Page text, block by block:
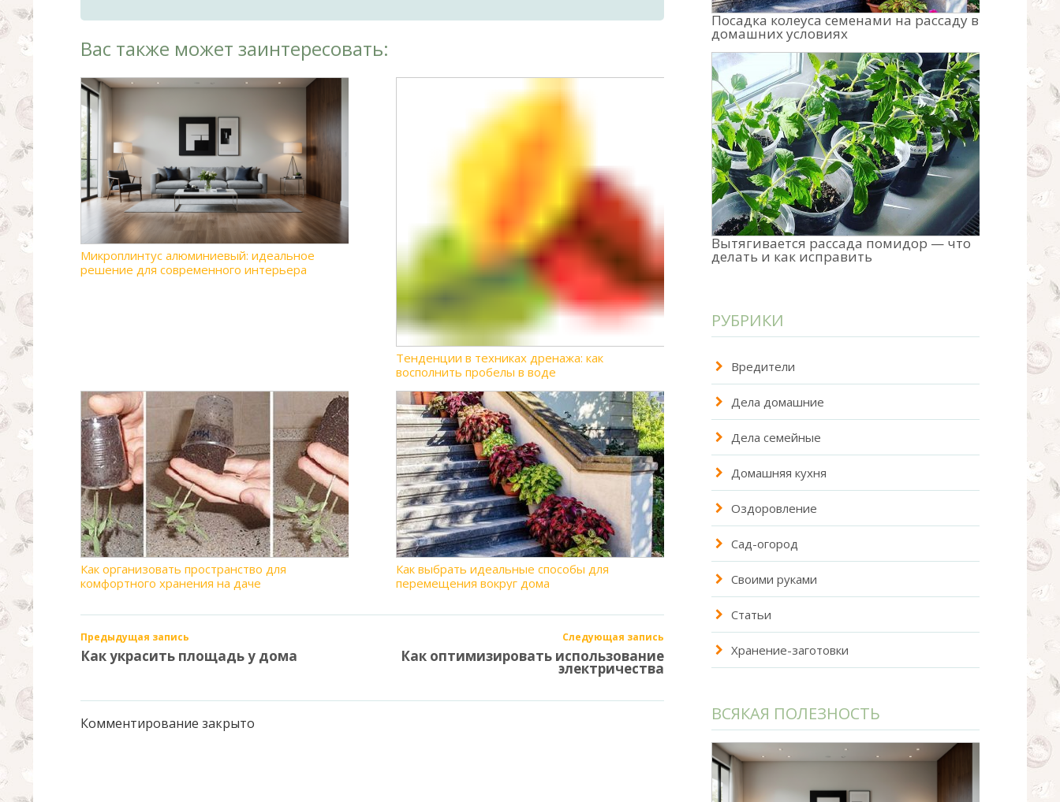
Вас также может заинтересовать:
Микроплинтус алюминиевый: идеальное
решение для современного интерьера
Тенденции в техниках дренажа: как
восполнить пробелы в воде
Как организовать пространство для
комфортного хранения на даче
Как выбрать идеальные способы для
перемещения вокруг дома
Предыдущая запись
Как украсить площадь у дома
Следующая запись
Как оптимизировать использование
электричества
Комментирование закрыто
Посадка колеуса семенами на рассаду в
домашних условиях
Вытягивается рассада помидор — что
делать и как исправить
РУБРИКИ
Вредители
Дела домашние
Дела семейные
Домашняя кухня
Оздоровление
Сад-огород
Своими руками
Статьи
Хранение-заготовки
ВСЯКАЯ ПОЛЕЗНОСТЬ